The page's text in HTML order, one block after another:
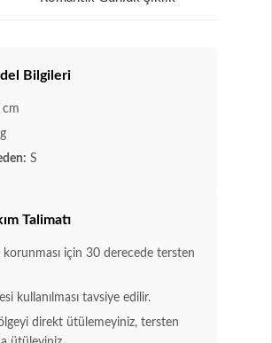
Bilgileri
cm
S
Talimatı
korunması için 30 derecede tersten
kullanılması tavsiye edilir.
direkt ütülemeyiniz, tersten